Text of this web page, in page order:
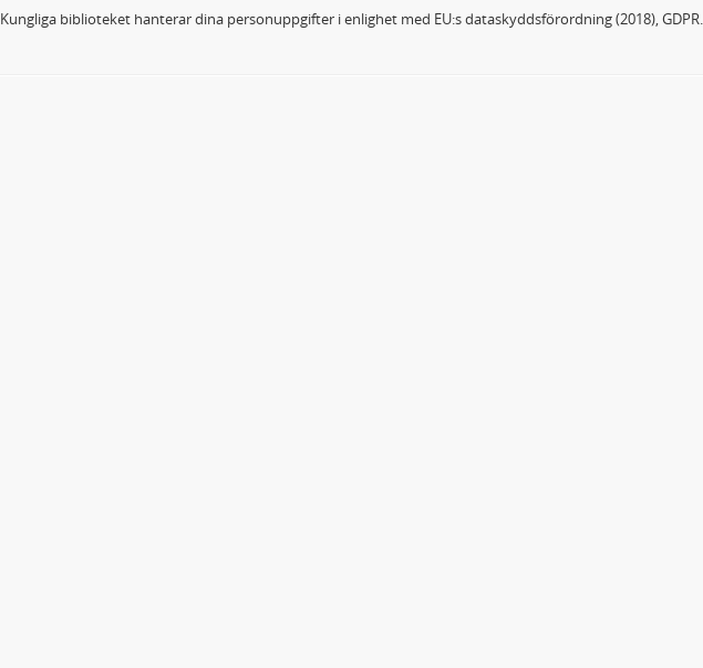
Kungliga biblioteket hanterar dina personuppgifter i enlighet med EU:s dataskyddsförordning (2018), GDPR.